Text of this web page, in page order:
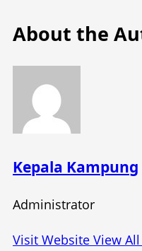
About the
Kepala Kampung
Administrator
Visit Website View